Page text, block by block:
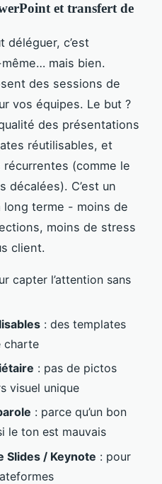
et transfert de
déléguer, c’est
mais bien.
des sessions de
vos équipes. Le but ?
des présentations
réutilisables, et
(comme le
décalées). C’est un
long terme - moins de
moins de stress
client.
capter l’attention sans
: des templates
charte
: pas de pictos
visuel unique
: parce qu’un bon
le ton est mauvais
Slides / Keynote : pour